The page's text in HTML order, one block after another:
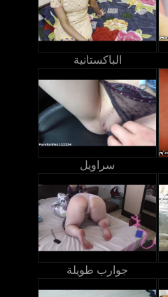
الباكستانية
سراويل
جوارب طويلة